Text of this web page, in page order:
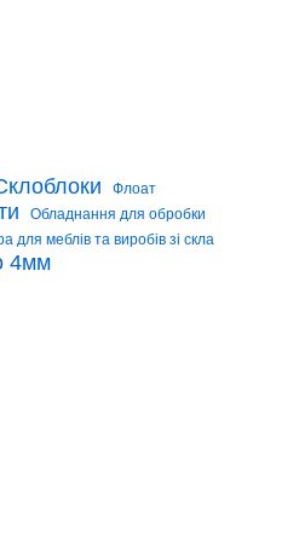
Флоат
Обладнання для обробки
для меблів та виробів зі скла
4мм